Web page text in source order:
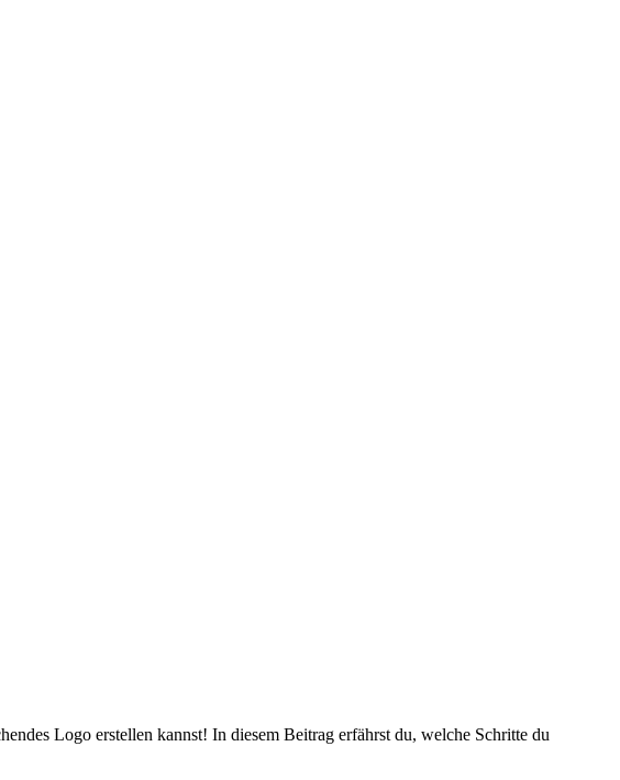
Logo erstellen kannst! In diesem Beitrag erfährst du, welche Schritte du